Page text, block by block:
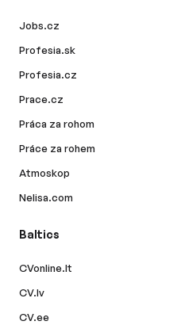
Jobs.cz
Profesia.sk
Profesia.cz
Prace.cz
Práca za rohom
Práce za rohem
Atmoskop
Nelisa.com
Baltics
CVonline.lt
CV.lv
CV.ee